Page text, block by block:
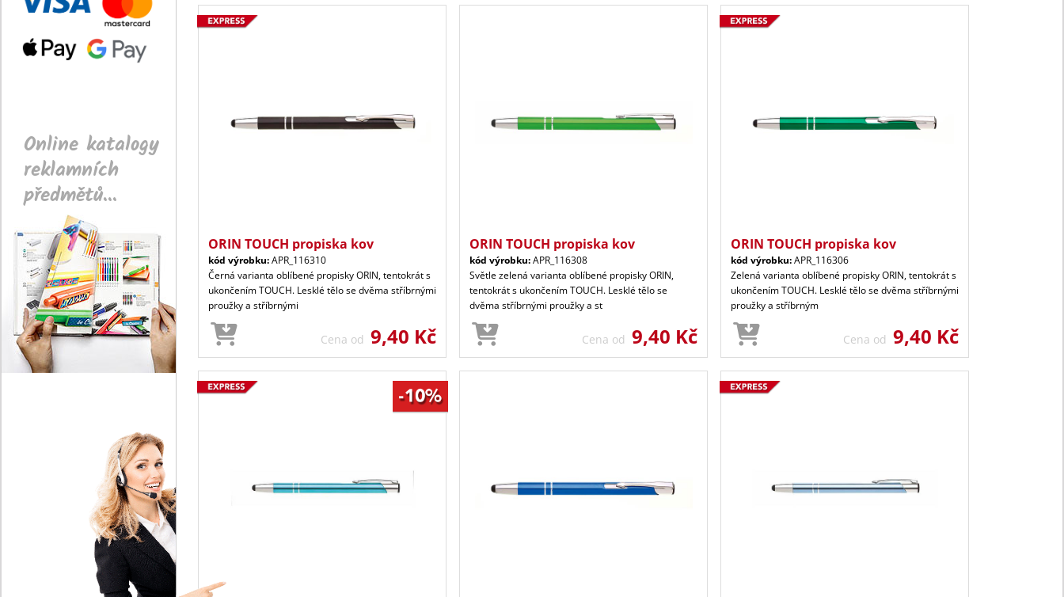
Online katalogy
reklamních
předmětů...
ORIN TOUCH propiska kov
kód výrobku:APR_116310
Černá varianta oblíbené propisky ORIN, tentokrát s
ukončením TOUCH. Lesklé tělo se dvěma stříbrnými
proužky a stříbrnými
Cena od 9,40 Kč
ORIN TOUCH propiska kov
kód výrobku:APR_116308
Světle zelená varianta oblíbené propisky ORIN,
tentokrát s ukončením TOUCH. Lesklé tělo se
dvěma stříbrnými proužky a st
Cena od 9,40 Kč
ORIN TOUCH propiska kov
kód výrobku:APR_116306
Zelená varianta oblíbené propisky ORIN, tentokrát s
ukončením TOUCH. Lesklé tělo se dvěma stříbrnými
proužky a stříbrným
Cena od 9,40 Kč